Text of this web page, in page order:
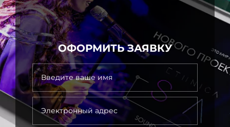
ОФОРМИТЬ ЗАЯВКУ